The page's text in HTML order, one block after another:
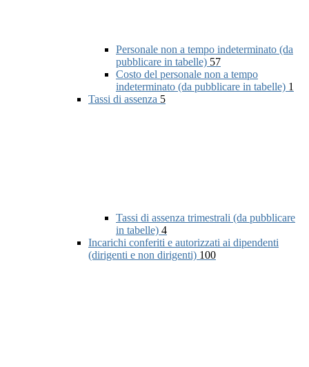
Personale non a tempo indeterminato (da
pubblicare in tabelle) 57
Costo del personale non a tempo
indeterminato (da pubblicare in tabelle) 1
Tassi di assenza 5
Tassi di assenza trimestrali (da pubblicare
in tabelle) 4
Incarichi conferiti e autorizzati ai dipendenti
(dirigenti e non dirigenti) 100